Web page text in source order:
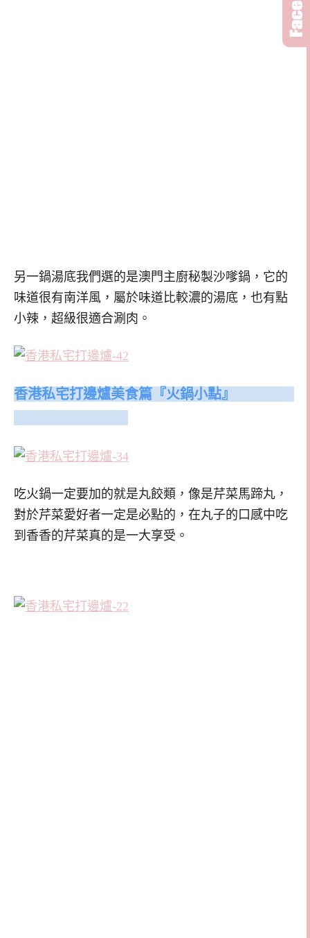
另一鍋湯底我們選的是澳門主廚秘製沙嗲鍋，它的
味道很有南洋風，屬於味道比較濃的湯底，也有點
小辣，超級很適合涮肉。
香港私宅打邊爐美食篇『火鍋小點』
吃火鍋一定要加的就是丸餃類，像是芹菜馬蹄丸，
對於芹菜愛好者一定是必點的，在丸子的口感中吃
到香香的芹菜真的是一大享受。